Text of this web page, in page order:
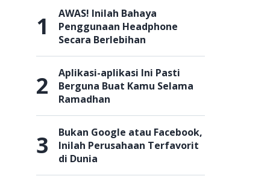
1
AWAS! Inilah Bahaya
Penggunaan Headphone
Secara Berlebihan
2
Aplikasi-aplikasi Ini Pasti
Berguna Buat Kamu Selama
Ramadhan
3
Bukan Google atau Facebook,
Inilah Perusahaan Terfavorit
di Dunia